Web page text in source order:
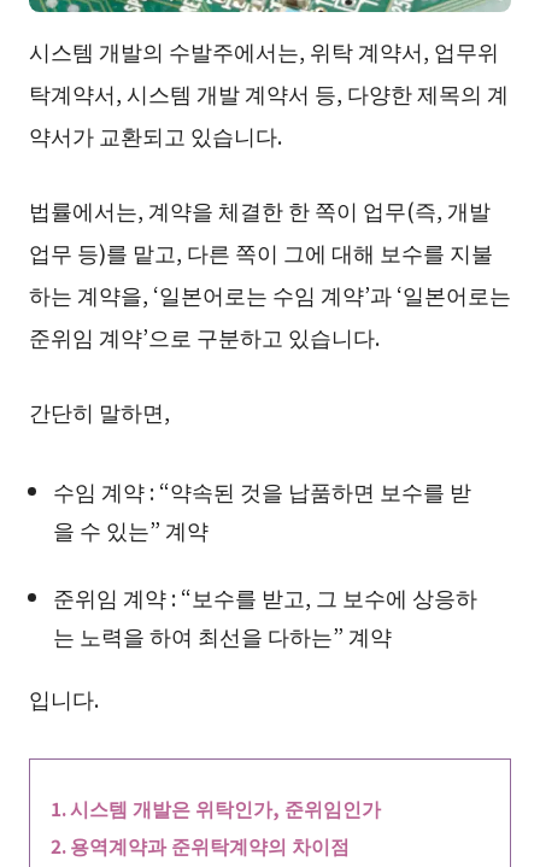
시스템 개발의 수발주에서는, 위탁 계약서, 업무위
탁계약서, 시스템 개발 계약서 등, 다양한 제목의 계
약서가 교환되고 있습니다.
법률에서는, 계약을 체결한 한 쪽이 업무(즉, 개발
업무 등)를 맡고, 다른 쪽이 그에 대해 보수를 지불
하는 계약을, ‘일본어로는 수임 계약’과 ‘일본어로는
준위임 계약’으로 구분하고 있습니다.
간단히 말하면,
수임 계약 : “약속된 것을 납품하면 보수를 받
을 수 있는” 계약
준위임 계약 : “보수를 받고, 그 보수에 상응하
는 노력을 하여 최선을 다하는” 계약
입니다.
시스템 개발은 위탁인가, 준위임인가
용역계약과 준위탁계약의 차이점